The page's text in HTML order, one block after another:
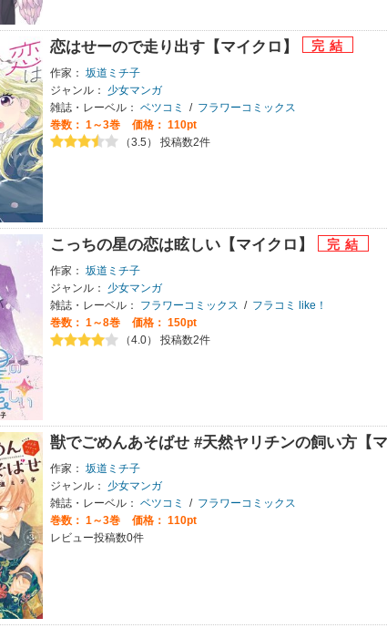
恋はせーので走り出す【マイクロ】
作家： 坂道ミチ子
ジャンル：
少女マンガ
雑誌・レーベル： ベツコミ / フラワーコミックス
巻数： 1～3巻
価格： 110pt
（3.5） 投稿数2件
こっちの星の恋は眩しい【マイクロ】
作家： 坂道ミチ子
ジャンル：
少女マンガ
雑誌・レーベル：
フラワーコミックス / フラコミ like！
巻数： 1～8巻
価格： 150pt
（4.0） 投稿数2件
獣でごめんあそばせ #天然ヤリチンの飼い方【
作家： 坂道ミチ子
ジャンル：
少女マンガ
雑誌・レーベル： ベツコミ / フラワーコミックス
巻数： 1～3巻
価格： 110pt
レビュー投稿数0件